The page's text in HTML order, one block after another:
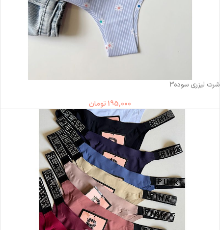
شرت لیزری سوده۳
195,000 تومان